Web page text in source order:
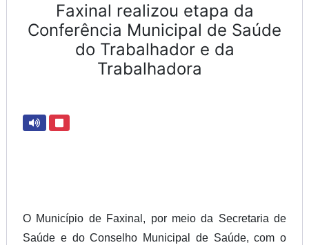
Faxinal realizou etapa da
Conferência Municipal de Saúde
do Trabalhador e da
Trabalhadora
O Município de Faxinal, por meio da Secretaria de
Saúde e do Conselho Municipal de Saúde, com o